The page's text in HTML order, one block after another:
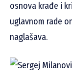
osnova krađe i
uglavnom rade
naglašava.